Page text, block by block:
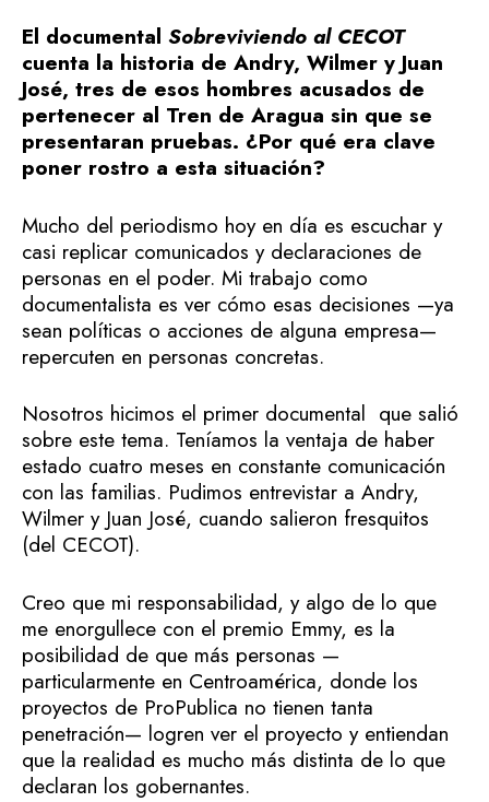
El documental Sobreviviendo al CECOT
cuenta la historia de Andry, Wilmer y Juan
José, tres de esos hombres acusados de
pertenecer al Tren de Aragua sin que se
presentaran pruebas. ¿Por qué era clave
poner rostro a esta situación?
Mucho del periodismo hoy en día es escuchar y
casi replicar comunicados y declaraciones de
personas en el poder. Mi trabajo como
documentalista es ver cómo esas decisiones —ya
sean políticas o acciones de alguna empresa—
repercuten en personas concretas.
Nosotros hicimos el primer documental que salió
sobre este tema. Teníamos la ventaja de haber
estado cuatro meses en constante comunicación
con las familias. Pudimos entrevistar a Andry,
Wilmer y Juan José, cuando salieron fresquitos
(del CECOT).
Creo que mi responsabilidad, y algo de lo que
me enorgullece con el premio Emmy, es la
posibilidad de que más personas —
particularmente en Centroamérica, donde los
proyectos de ProPublica no tienen tanta
penetración— logren ver el proyecto y entiendan
que la realidad es mucho más distinta de lo que
declaran los gobernantes.